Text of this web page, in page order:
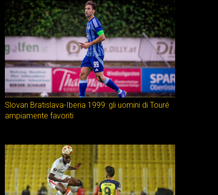
Slovan Bratislava-Iberia 1999: gli uomini di Touré
ampiamente favoriti